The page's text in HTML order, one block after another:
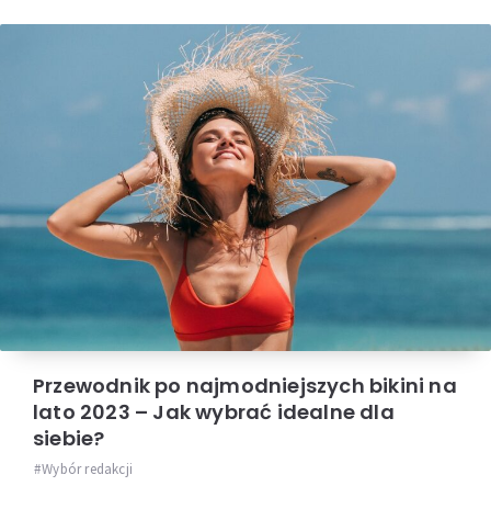
Przewodnik po najmodniejszych bikini na
lato 2023 – Jak wybrać idealne dla
siebie?
Wybór redakcji